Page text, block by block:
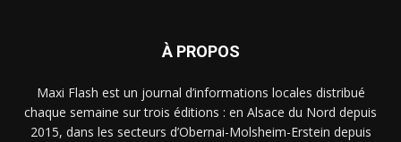
À PROPOS
Maxi Flash est un journal d’informations locales distribué
chaque semaine sur trois éditions : en Alsace du Nord depuis
2015, dans les secteurs d’Obernai-Molsheim-Erstein depuis